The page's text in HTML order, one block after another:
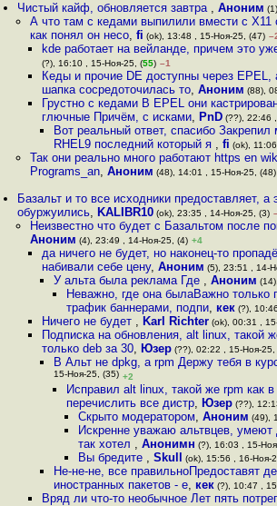
Чистый кайф, обновляется завтра ,Аноним
А что там с кедами выпилили вмести с X11
как понял он несо, fi (ok), 13:48 , 15-Ноя-25, (47)
kde работает на вейланде, причем это
(?), 16:10 , 15-Ноя-25, (55) –1
Кеды и прочие DE доступны через EPEL,
шапка сосредоточилась то, Аноним (88),
Грустно с кедами В EPEL они
глючные Причём, с исками, PnD(??), 22:46
Вот реальный ответ, спасибо
RHEL9 последний который я ,fi (ok),
Так они реально много работают https en
Programs_an, Аноним (48), 14:01 , 15-Ноя-25, (48)
Базальт и то все исходники предоставляет, а
обуржуились, KALIBR10 (ok), 23:35 , 14-Ноя-25, (3)
Неизвестно что будет с Базальтом после
Аноним (4), 23:49 , 14-Ноя-25, (4) +4
да ничего не будет, но наконец-то
набивали себе цену, Аноним (5), 23:51 , 14-
У альта была реклама Где ,Аноним
Неважно, где она былаВажно только
трафик баннерами, подпи, кек(?),
Ничего не будет , Karl Richter(ok), 00:31 ,
Подписка на обновления, alt linux, такой
только deb за 30, Юзер(??), 02:22 , 15-Ноя-25,
В Альт не dpkg, а rpm Держу тебя в
15-Ноя-25, (35) +2
Исправил alt linux, такой же rpm как
перечислить все дистр, Юзер(??),
Скрыто модератором, Аноним (49),
Искренне уважаю альтвцев,
так хотел , Анонимн (?), 16:03 , 15-
Вы бредите , Skull (ok), 15:56 , 16-Ноя-
Не-не-не, все правильноПредоставят
иностранных пакетов - е, кек (?), 10:47 ,
Вряд ли что-то необычное Лет пять